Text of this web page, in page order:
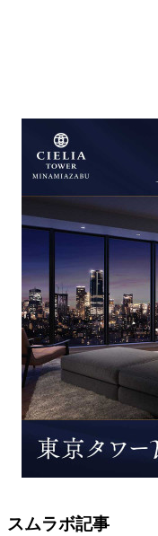
スムラボ記事